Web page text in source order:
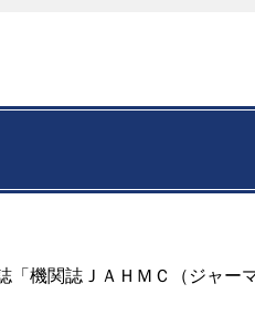
機関誌ＪＡＨＭＣ（ジャ